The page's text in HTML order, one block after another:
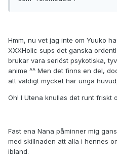
Hmm, nu vet jag inte om Yuuko
XXXHolic sups det ganska
brukar vara seriöst psykotiska,
anime ^^ Men det finns en del,
att väldigt mycket har unga
Oh! I Utena knullas det runt friskt
Fast ena Nana påminner mig
med skillnaden att alla i hennes
ibland.